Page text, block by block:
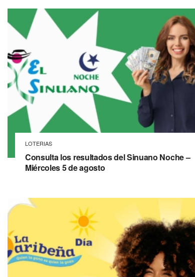
LOTERIAS
Consulta los resultados del Sinuano Noche –
Miércoles 5 de agosto